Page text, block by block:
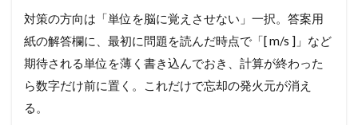
対策の方向は「単位を脳に覚えさせない」一択。答案用
紙の解答欄に、最初に問題を読んだ時点で「[ m/s ]」など
期待される単位を薄く書き込んでおき、計算が終わった
ら数字だけ前に置く。これだけで忘却の発火元が消え
る。